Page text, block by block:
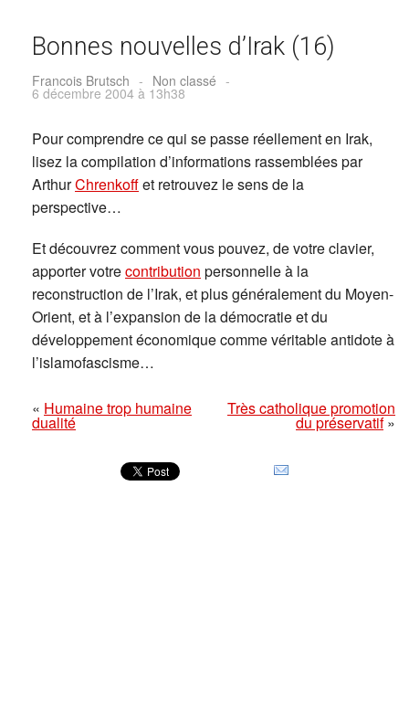
Bonnes nouvelles d’Irak (16)
Francois Brutsch - Non classé -
6 décembre 2004 à 13h38
Pour comprendre ce qui se passe réellement en Irak,
lisez la compilation d’informations rassemblées par
ArthurChrenkoffet retrouvez le sens de la
perspective…
Et découvrez comment vous pouvez, de votre clavier,
apporter votrecontribution personnelle à la
reconstruction de l’Irak, et plus généralement du Moyen-
Orient, et à l’expansion de la démocratie et du
développement économique comme véritable antidote à
l’islamofascisme…
« Humaine trop humaine
dualité
Très catholique promotion
du préservatif»